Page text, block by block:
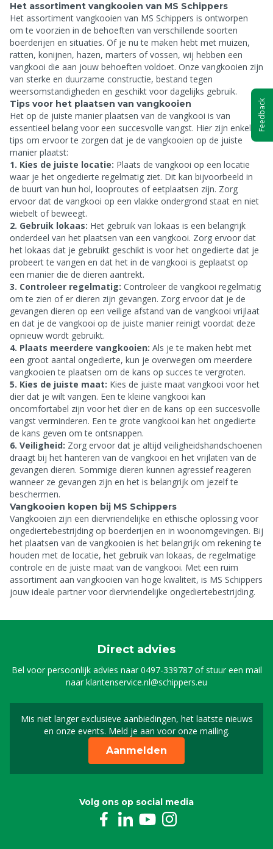
Het assortiment vangkooien van MS Schippers
Het assortiment vangkooien van MS Schippers is ontworpen
om te voorzien in de behoeften van verschillende soorten
boerderijen en situaties. Of je nu te maken hebt met muizen,
ratten, konijnen, hazen, marters of vossen, wij hebben een
vangkooi die aan jouw behoeften voldoet. Onze vangkooien zijn
van sterke en duurzame constructie, bestand tegen
weersomstandigheden en geschikt voor dagelijks gebruik.
Tips voor het plaatsen van vangkooien
Het op de juiste manier plaatsen van de vangkooi is van
essentieel belang voor een succesvolle vangst. Hier zijn enkele
tips om ervoor te zorgen dat je de vangkooien op de juiste
manier plaatst:
1. Kies de juiste locatie: Plaats de vangkooi op een locatie
waar je het ongedierte regelmatig ziet. Dit kan bijvoorbeeld in
de buurt van hun hol, looproutes of eetplaatsen zijn. Zorg
ervoor dat de vangkooi op een vlakke ondergrond staat en niet
wiebelt of beweegt.
2. Gebruik lokaas: Het gebruik van lokaas is een belangrijk
onderdeel van het plaatsen van een vangkooi. Zorg ervoor dat
het lokaas dat je gebruikt geschikt is voor het ongedierte dat je
probeert te vangen en dat het in de vangkooi is geplaatst op
een manier die de dieren aantrekt.
3. Controleer regelmatig: Controleer de vangkooi regelmatig
om te zien of er dieren zijn gevangen. Zorg ervoor dat je de
gevangen dieren op een veilige afstand van de vangkooi vrijlaat
en dat je de vangkooi op de juiste manier reinigt voordat deze
opnieuw wordt gebruikt.
4. Plaats meerdere vangkooien: Als je te maken hebt met
een groot aantal ongedierte, kun je overwegen om meerdere
vangkooien te plaatsen om de kans op succes te vergroten.
5. Kies de juiste maat: Kies de juiste maat vangkooi voor het
dier dat je wilt vangen. Een te kleine vangkooi kan
oncomfortabel zijn voor het dier en de kans op een succesvolle
vangst verminderen. Een te grote vangkooi kan het ongedierte
de kans geven om te ontsnappen.
6. Veiligheid: Zorg ervoor dat je altijd veiligheidshandschoenen
draagt bij het hanteren van de vangkooi en het vrijlaten van de
gevangen dieren. Sommige dieren kunnen agressief reageren
wanneer ze gevangen zijn en het is belangrijk om jezelf te
beschermen.
Vangkooien kopen bij MS Schippers
Vangkooien zijn een diervriendelijke en ethische oplossing voor
ongediertebestrijding op boerderijen en in woonomgevingen. Bij
het plaatsen van de vangkooien is het belangrijk om rekening te
houden met de locatie, het gebruik van lokaas, de regelmatige
controle en de juiste maat van de vangkooi. Met een ruim
assortiment aan vangkooien van hoge kwaliteit, is MS Schippers
jouw ideale partner voor diervriendelijke ongediertebestrijding.
Direct advies
Bel voor persoonlijk advies naar0497-339787of stuur een mail
naarklantenservice.nl@schippers.eu
Mis niet langer exclusieve aanbiedingen, het laatste nieuws
en onze events. Meld je aan voor onze mailing.
Schrijf je in voor onze
Aanmelden
Volg ons op social media
Feedback